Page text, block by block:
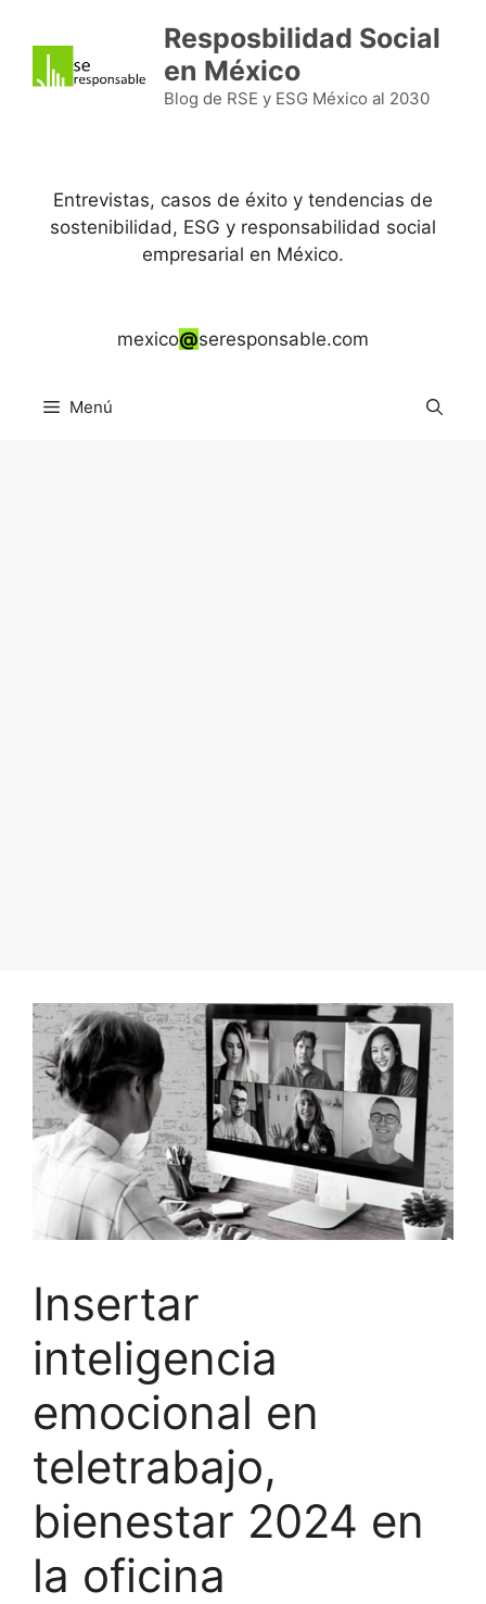
contenido
Resposbilidad Social
en México
Blog de RSE y ESG México al 2030
Entrevistas, casos de éxito y tendencias de
sostenibilidad, ESG y responsabilidad social
empresarial en México.
mexico@seresponsable.com
Menú
Insertar
inteligencia
emocional en
teletrabajo,
bienestar 2024 en
la oficina